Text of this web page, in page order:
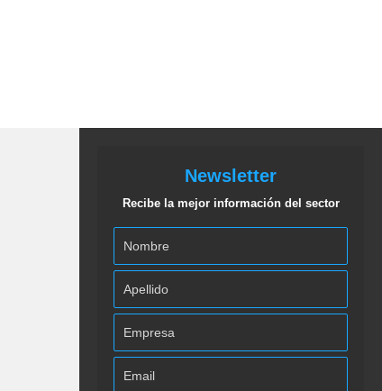
Newsletter
Recibe la mejor información del sector